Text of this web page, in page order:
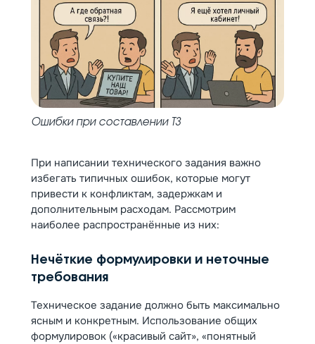
Ошибки при составлении ТЗ
При написании технического задания важно
избегать типичных ошибок, которые могут
привести к конфликтам, задержкам и
дополнительным расходам. Рассмотрим
наиболее распространённые из них:
Нечёткие формулировки и неточные
требования
Техническое задание должно быть максимально
ясным и конкретным. Использование общих
формулировок («красивый сайт», «понятный